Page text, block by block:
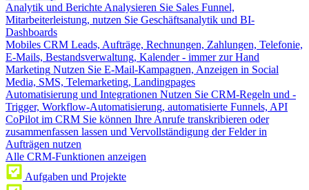
Analytik und Berichte Analysieren Sie Sales Funnel,
Mitarbeiterleistung, nutzen Sie Geschäftsanalytik und BI-
Dashboards
Mobiles CRM Leads, Aufträge, Rechnungen, Zahlungen, Telefonie,
E-Mails, Bestandsverwaltung, Kalender - immer zur Hand
Marketing Nutzen Sie E-Mail-Kampagnen, Anzeigen in Social
Media, SMS, Telemarketing, Landingpages
Automatisierung und Integrationen Nutzen Sie CRM-Regeln und -
Trigger, Workflow-Automatisierung, automatisierte Funnels, API
CoPilot im CRM Sie können Ihre Anrufe transkribieren oder
zusammenfassen lassen und Vervollständigung der Felder in
Aufträgen nutzen
Alle CRM-Funktionen anzeigen
Aufgaben und Projekte